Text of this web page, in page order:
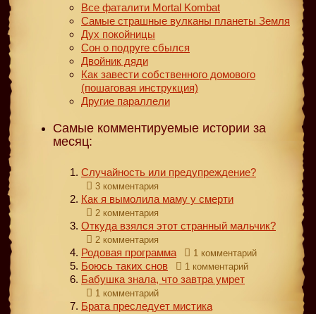
Все фаталити Mortal Kombat
Самые страшные вулканы планеты Земля
Дух покойницы
Сон о подруге сбылся
Двойник дяди
Как завести собственного домового
(пошаговая инструкция)
Другие параллели
Самые комментируемые истории за
месяц:
Случайность или предупреждение?
3 комментария
Как я вымолила маму у смерти
2 комментария
Откуда взялся этот странный мальчик?
2 комментария
Родовая программа 1 комментарий
Боюсь таких снов 1 комментарий
Бабушка знала, что завтра умрет
1 комментарий
Брата преследует мистика